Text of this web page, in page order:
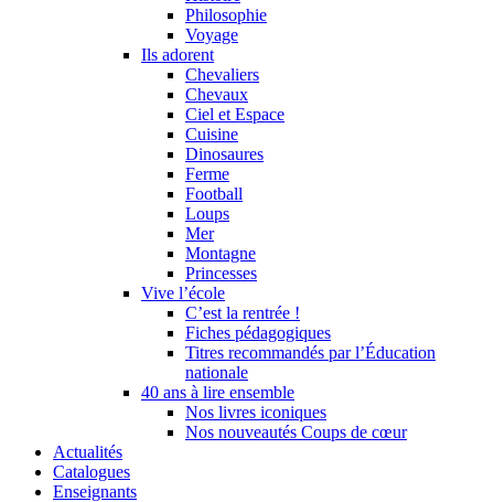
Philosophie
Voyage
Ils adorent
Chevaliers
Chevaux
Ciel et Espace
Cuisine
Dinosaures
Ferme
Football
Loups
Mer
Montagne
Princesses
Vive l’école
C’est la rentrée !
Fiches pédagogiques
Titres recommandés par l’Éducation
nationale
40 ans à lire ensemble
Nos livres iconiques
Nos nouveautés Coups de cœur
Actualités
Catalogues
Enseignants